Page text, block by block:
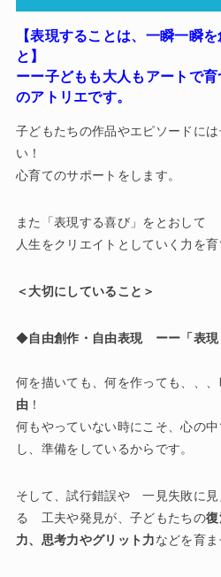
【表現することは、一瞬一瞬
と】
ーー子どもも大人もアートで育
のアトリエです。
子どもたちの作品やエピソードに
い！
心育てのサポートをします。
また「表現する喜び」をとおして
人生をクリエイトとしていく力を育
＜大切にしていること＞
◆自由創作・自由表現 ーー「表現
何を描いても、何を作っても、、
由 ！
何もやっていない時にこそ、心の
し、準備をしているからです。
そして、試行錯誤や 一見失敗に見
る 工夫や発見が、子どもたちの
力、思考力やグリット力などを育ま